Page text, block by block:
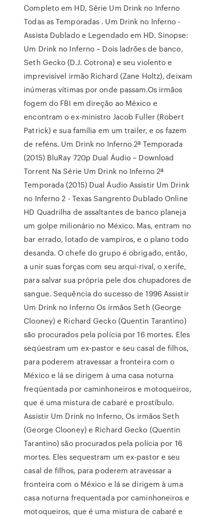
Completo em HD, Série Um Drink no Inferno
Todas as Temporadas . Um Drink no Inferno -
Assista Dublado e Legendado em HD. Sinopse:
Um Drink no Inferno – Dois ladrões de banco,
Seth Gecko (D.J. Cotrona) e seu violento e
imprevisível irmão Richard (Zane Holtz), deixam
inúmeras vítimas por onde passam.Os irmãos
fogem do FBI em direção ao México e
encontram o ex-ministro Jacob Fuller (Robert
Patrick) e sua família em um trailer, e os fazem
de reféns. Um Drink no Inferno 2ª Temporada
(2015) BluRay 720p Dual Áudio – Download
Torrent Na Série Um Drink no Inferno 2ª
Temporada (2015) Dual Áudio Assistir Um Drink
no Inferno 2 - Texas Sangrento Dublado Online
HD Quadrilha de assaltantes de banco planeja
um golpe milionário no México. Mas, entram no
bar errado, lotado de vampiros, e o plano todo
desanda. O chefe do grupo é obrigado, então,
a unir suas forças com seu arqui-rival, o xerife,
para salvar sua própria pele dos chupadores de
sangue. Sequência do sucesso de 1996 Assistir
Um Drink no Inferno Os irmãos Seth (George
Clooney) e Richard Gecko (Quentin Tarantino)
são procurados pela polícia por 16 mortes. Eles
seqüestram um ex-pastor e seu casal de filhos,
para poderem atravessar a fronteira com o
México e lá se dirigem à uma casa noturna
freqüentada por caminhoneiros e motoqueiros,
que é uma mistura de cabaré e prostíbulo.
Assistir Um Drink no Inferno, Os irmãos Seth
(George Clooney) e Richard Gecko (Quentin
Tarantino) são procurados pela polícia por 16
mortes. Eles sequestram um ex-pastor e seu
casal de filhos, para poderem atravessar a
fronteira com o México e lá se dirigem à uma
casa noturna frequentada por caminhoneiros e
motoqueiros, que é uma mistura de cabaré e